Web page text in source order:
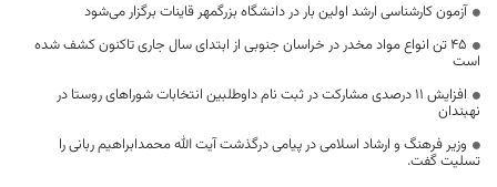
آزمون کارشناسی ارشد اولین بار در دانشگاه بزرگمهر قاینات برگزار می‌شود
۴۵ تن انواع مواد مخدر در خراسان جنوبی از ابتدای سال جاری تاکنون کشف شده
است
افزایش ۱۱ درصدی مشارکت در ثبت نام داوطلبین انتخابات شوراهای روستا در
نهبندان
وزیر فرهنگ و ارشاد اسلامی در پیامی درگذشت آیت الله محمدابراهیم ربانی را
تسلیت گفت.